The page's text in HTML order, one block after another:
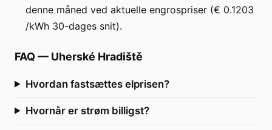
denne måned ved aktuelle engrospriser (€ 0.1203
/kWh 30-dages snit).
FAQ — Uherské Hradiště
Hvordan fastsættes elprisen?
Hvornår er strøm billigst?